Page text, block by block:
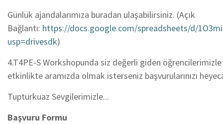
Günlük ajandalarımıza buradan ulaşabilirsiniz. (Açık
Bağlantı: https://docs.google.com/spreadsheets/d/
usp=drivesdk)
4.T4PE-S Workshopunda siz değerli giden
etkinlikte aramızda olmak isterseniz başvurularınızı
Tupturkuaz Sevgilerimizle...
Başvuru Formu